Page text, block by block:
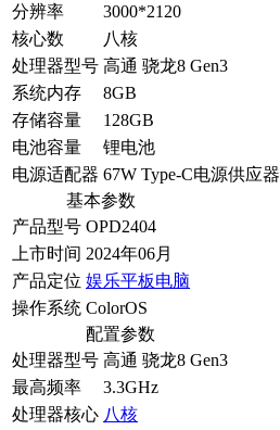
分辨率
3000*2120
核心数
八核
处理器型号 高通 骁龙8 Gen3
系统内存
8GB
存储容量
128GB
电池容量
锂电池
电源适配器 67W Type-C电源供应器
基本参数
产品型号 OPD2404
上市时间 2024年06月
产品定位 娱乐平板电脑
操作系统 ColorOS
配置参数
处理器型号 高通 骁龙8 Gen3
最高频率
3.3GHz
处理器核心 八核